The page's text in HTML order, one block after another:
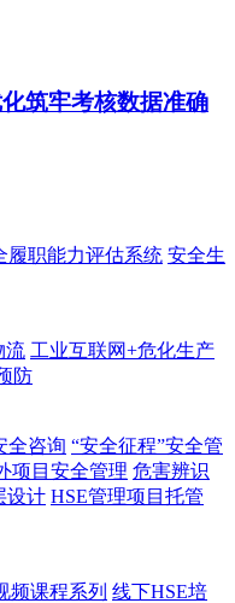
筑牢考核数据准确
履职能力评估系统 安全生
流 工业互联网+危化生产
防
全咨询 “安全征程”安全管
项目安全管理 危害辨识
设计 HSE管理项目托管
频课程系列 线下HSE培